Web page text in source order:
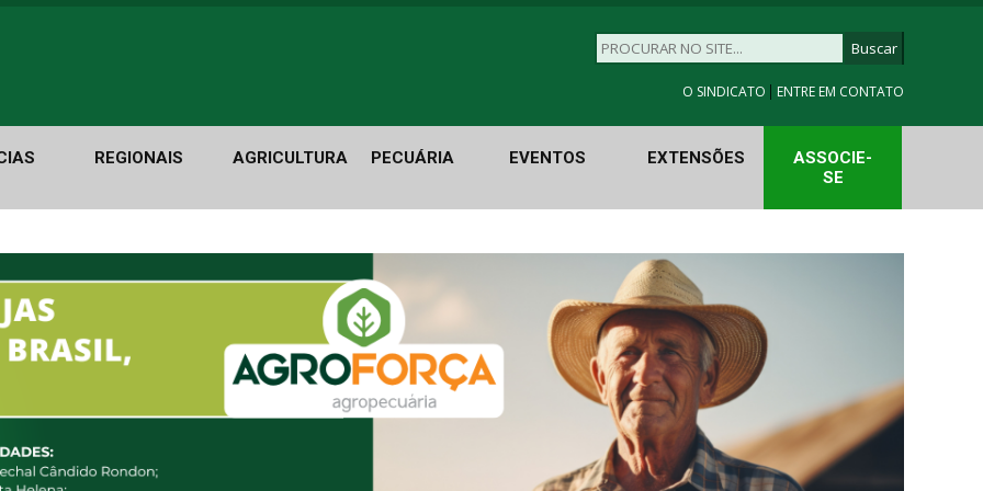
O SINDICATO | ENTRE EM CONTATO
REGIONAIS AGRICULTURA PECUÁRIA EVENTOS EXTENSÕES
ASSOCIE-
SE